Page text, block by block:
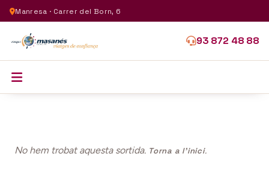
Manresa · Carrer del Born, 6
93 872 48 88
No hem trobat aquesta sortida. Torna a l'inici.